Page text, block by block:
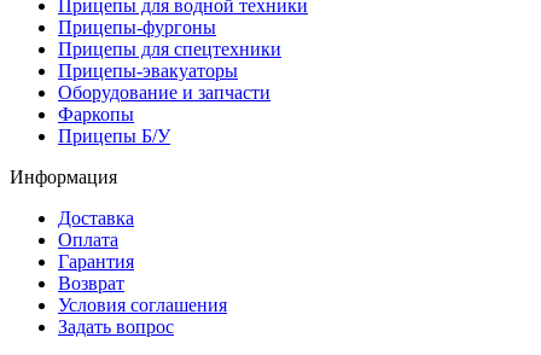
Прицепы для водной техники
Прицепы-фургоны
Прицепы для спецтехники
Прицепы-эвакуаторы
Оборудование и запчасти
Фаркопы
Прицепы Б/У
Информация
Доставка
Оплата
Гарантия
Возврат
Условия соглашения
Задать вопрос